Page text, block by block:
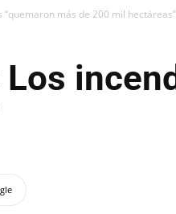
“quemaron más de 200 mil hectáreas”